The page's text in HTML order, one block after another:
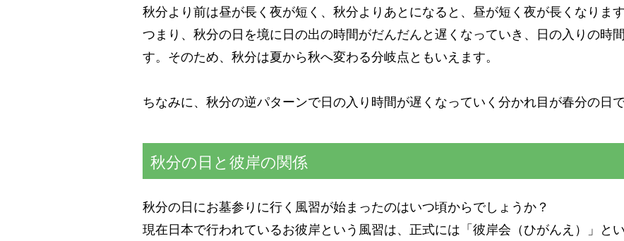
秋分より前は昼が長く夜が短く、秋分よりあとになると、昼が短く夜が長くなります
つまり、秋分の日を境に日の出の時間がだんだんと遅くなっていき、日の入りの時
す。そのため、秋分は夏から秋へ変わる分岐点ともいえます。
ちなみに、秋分の逆パターンで日の入り時間が遅くなっていく分かれ目が春分の日で
秋分の日と彼岸の関係
秋分の日にお墓参りに行く風習が始まったのはいつ頃からでしょうか？
現在日本で行われているお彼岸という風習は、正式には「彼岸会（ひがんえ）」と